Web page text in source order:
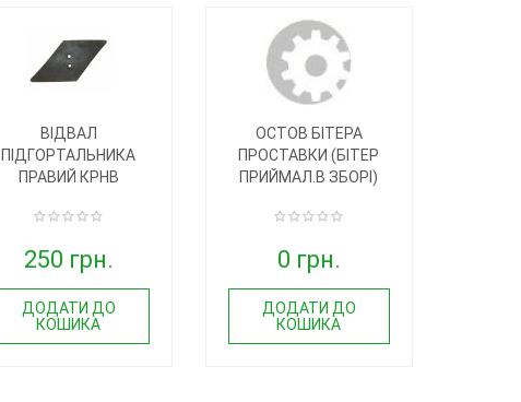
ВІДВАЛ
ПІДГОРТАЛЬНИКА
ПРАВИЙ КРНВ
250 грн.
ДОДАТИ ДО
КОШИКА
ОСТОВ БІТЕРА
ПРОСТАВКИ (БІТЕР
ПРИЙМАЛ.В ЗБОРІ)
0 грн.
ДОДАТИ ДО
КОШИКА